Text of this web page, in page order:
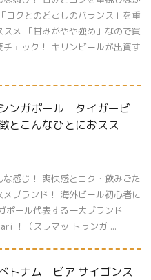
コクとのどごしのバランス」を重
メ 「甘みがやや強め」なので買
チェック！ キリンビールが出資す
シンガポール タイガービ
とこんなひとにおスス
な感じ！ 爽快感とコク・飲みごた
メブランド！ 海外ビール初心者に
ポール代表する一大ブランド
！（スラマッ トゥンガ ...
ベトナム ビア サイゴンス